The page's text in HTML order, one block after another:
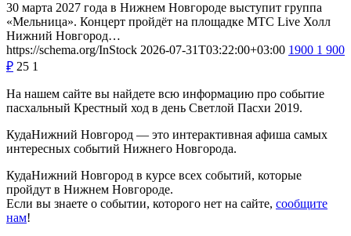
30 марта 2027 года в Нижнем Новгороде выступит группа
«Мельница». Концерт пройдёт на площадке МТС Live Холл
Нижний Новгород…
https://schema.org/InStock 2026-07-31T03:22:00+03:00 1900 1 900
₽ 25 1
На нашем сайте вы найдете всю информацию про событие
пасхальный Крестный ход в день Светлой Пасхи 2019.
КудаНижний Новгород — это интерактивная афиша самых
интересных событий Нижнего Новгорода.
КудаНижний Новгород в курсе всех событий, которые
пройдут в Нижнем Новгороде.
Если вы знаете о событии, которого нет на сайте, сообщите
нам!